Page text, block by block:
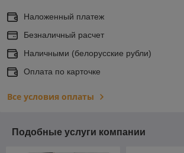
Наложенный платеж
Безналичный расчет
Наличными (белорусские рубли)
Оплата по карточке
Все условия оплаты
Подобные услуги компании